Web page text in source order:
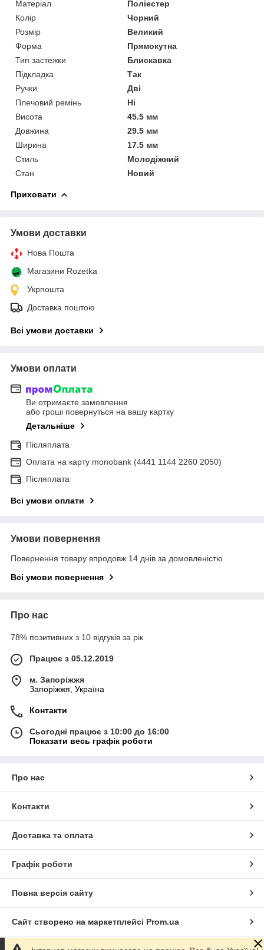
Матеріал
Поліестер
Колір
Чорний
Розмір
Великий
Форма
Прямокутна
Тип застежки
Блискавка
Підкладка
Так
Ручки
Дві
Плечовий ремінь
Ні
Висота
45.5 мм
Довжина
29.5 мм
Ширина
17.5 мм
Стиль
Молодіжний
Стан
Новий
Приховати
Умови доставки
Нова Пошта
Магазини Rozetka
Укрпошта
Доставка поштою
Всі умови доставки
Умови оплати
Ви отримаєте замовлення
або гроші повернуться на вашу картку
Детальніше
Післяплата
Оплата на карту monobank (4441 1144 2260 2050)
Післяплата
Всі умови оплати
Умови повернення
Повернення товару впродовж 14 днів за домовленістю
Всі умови повернення
Про нас
78% позитивних з 10 відгуків за рік
Працює з 05.12.2019
м. Запоріжжя
Запоріжжя, Україна
Контакти
Сьогодні працює з 10:00 до 16:00
Показати весь графік роботи
Про нас
Контакти
Доставка та оплата
Графік роботи
Повна версія сайту
Сайт створено на маркетплейсі Prom.ua